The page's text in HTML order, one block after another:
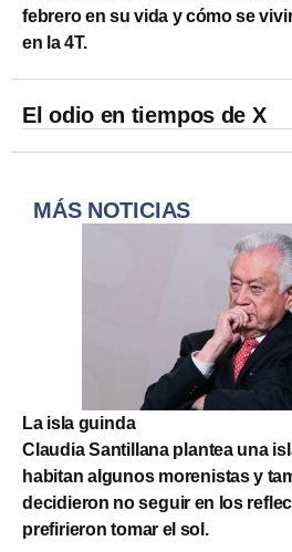
febrero en su vida y cómo se
en la 4T.
El odio en tiempos de X
MÁS NOTICIAS
La isla guinda
Claudia Santillana plantea una
habitan algunos morenistas y
decidieron no seguir en los
prefirieron tomar el sol.